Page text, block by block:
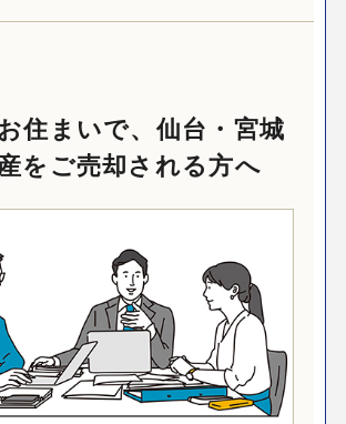
住まいで、仙台・宮城
をご売却される方へ